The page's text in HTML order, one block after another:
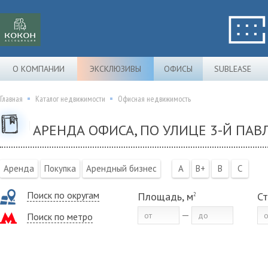
О КОМПАНИИ ЭКСКЛЮЗИВЫ ОФИСЫ SUBLEASE
Главная Каталог недвижимости Офисная недвижимость
АРЕНДА ОФИСА, ПО УЛИЦЕ 3-Й
Аренда Покупка Арендный бизнес A B+ B C
Поиск по округам
Поиск по метро
Площадь, м2